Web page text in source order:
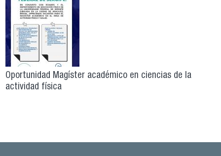
Oportunidad Magíster académico en ciencias de la
actividad física